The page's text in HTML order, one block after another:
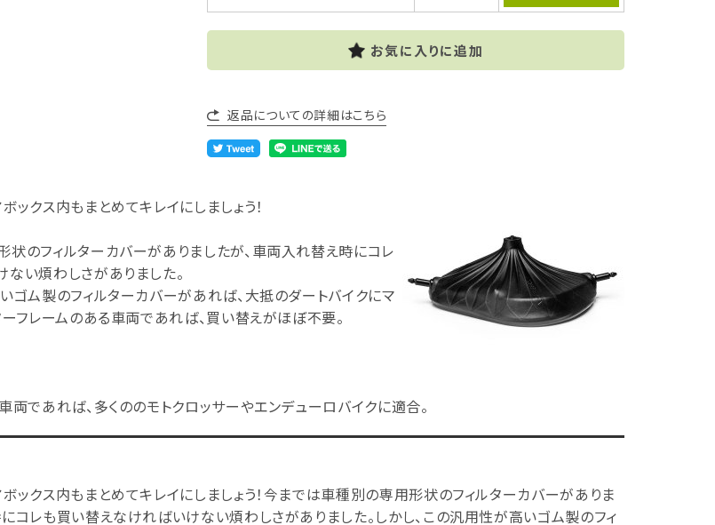
お気に入りに追加
返品についての詳細はこちら
ックス内もまとめてキレイにしましょう！
のフィルターカバーがありましたが、車両入れ替え時にコレ
い煩わしさがありました。
ゴム製のフィルターカバーがあれば、大抵のダートバイクにマ
ーフレームのある車両であれば、買い替えがほぼ不要。
両であれば、多くののモトクロッサーやエンデューロバイクに適合。
ックス内もまとめてキレイにしましょう！今までは車種別の専用形状のフィルターカバーがありま
コレも買い替えなければいけない煩わしさがありました。しかし、この汎用性が高いゴム製のフィ